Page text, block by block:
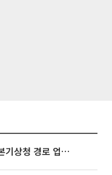
태풍 '돌핀' 오키나와 접근…일본기상청 경로 업데이트